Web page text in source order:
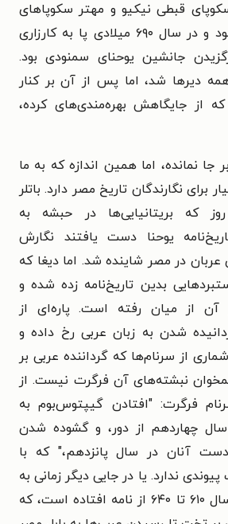
قبطی نیکیو و مهتر سکوپاهای
گیپتوس‌بوم زبرین بود و در سال ۶۹۰ میلادی پا به کارزاری
جانشین یوحنای سمنودی بود.
دیرها شد، اما پس از آن بر کنار
از جایگاهش بهره‌مندی‌های کرده،
جا نمانده، اما همین اندازه که به ما
نگارندگان تاریخ مصر دارد. باتلر
که بریتانیایی‌ها در حبشه به
یوحنا دست یافتند نگارش
عربان در مصر شاینده شد. اما دیغا که
بدین تاریخ‌نامه زده شده و
از میان رفته است. پاره‌ای از
شدن به زبان عربی رخ داده و
از سرنام‌ها که گرداننده عربی بر
نبشته‌های آن فرگرت نیست. از
فرگرت: "افتادن گیپتوس‌بوم به
چهاردهم از دور، و گشوده شدن
دست آنان در سال پانزدهم،" که با
ندارد. یا در جایی دیگر زمانی به
درازای سی سال، از سال ۶۱۰ تا ۶۴۰ از نامه افتاده است، که